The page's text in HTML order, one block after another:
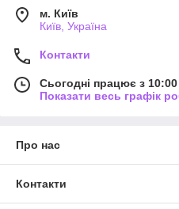
м. Київ
Київ, Україна
Контакти
Сьогодні працює з
Показати весь графік
Про нас
Контакти